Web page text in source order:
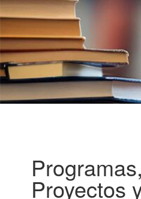
Programas,
Proyectos